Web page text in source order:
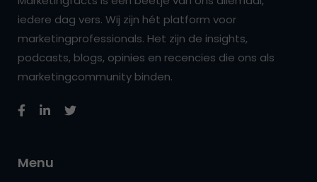
iedere dag vers. Wij zijn hét platform voor
marketingprofessionals. Het zijn de insights,
podcasts, blogs, opinies en recencies die ons als
marketingcommunity binden.
Menu